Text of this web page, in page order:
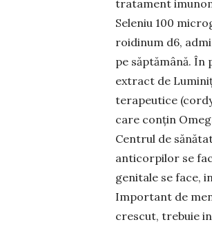
tratament
Seleniu 100
roidinum d6,
pe săptămâ­nă. În
extract de
terapeutice
care con­țin
Centrul de
anticorpilor se
genitale se face,
Important de
crescut, tre­buie